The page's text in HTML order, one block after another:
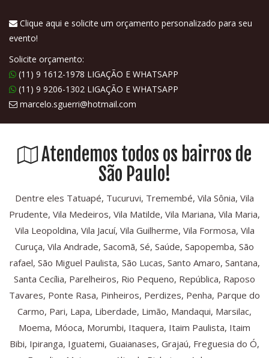
Clique aqui e solicite um orçamento personalizado para seu
evento!
Solicite orçamento:
(11) 9 1612-1978 LIGAÇÃO E WHATSAPP
(11) 9 9206-1302 LIGAÇÃO E WHATSAPP
marcelo.sguerri@hotmail.com
Atendemos todos os bairros de
São Paulo!
Dentre eles Tatuapé, Tucuruvi, Tremembé, Vila Sônia, Vila
Prudente, Vila Medeiros, Vila Matilde, Vila Mariana, Vila Maria,
Vila Leopoldina, Vila Jacuí, Vila Guilherme, Vila Formosa, Vila
Curuça, Vila Andrade, Sacomã, Sé, Saúde, Sapopemba, São
rafael, São Miguel Paulista, São Lucas, Santo Amaro, Santana,
Santa Cecília, Parelheiros, Rio Pequeno, República, Raposo
Tavares, Ponte Rasa, Pinheiros, Perdizes, Penha, Parque do
Carmo, Pari, Lapa, Liberdade, Limão, Mandaqui, Marsilac,
Moema, Móoca, Morumbi, Itaquera, Itaim Paulista, Itaim
Bibi, Ipiranga, Iguatemi, Guaianases, Grajaú, Freguesia do Ó,